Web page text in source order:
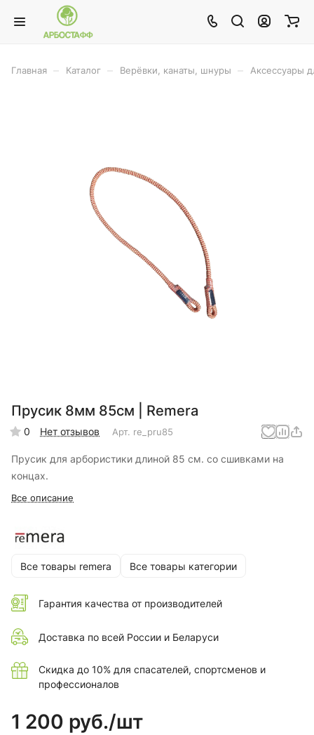
Главная Каталог Верёвки, канаты, шнуры Аксессуары
Прусик 8мм 85см | Remera
0 Нет отзывов Арт. re_pru85
Прусик для арбористики длиной 85 см. со сшивками на
концах.
Все описание
Все товары remera Все товары категории
Гарантия качества от производителей
Доставка по всей России и Беларуси
Скидка до 10% для спасателей, спортсменов и
профессионалов
1 200 руб./шт